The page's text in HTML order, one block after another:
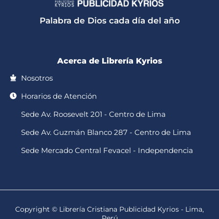
a
p
k o
k
g
a
b
Palabra de Dios cada día del año
Acerca de Librería Kyrios
Nosotros
Horarios de Atención
Sede Av. Roosevelt 201 - Centro de Lima
Sede Av. Guzmán Blanco 287 - Centro de Lima
Sede Mercado Central Fevacel - Independencia
Copyright © Librería Cristiana Publicidad Kyrios - Lima,